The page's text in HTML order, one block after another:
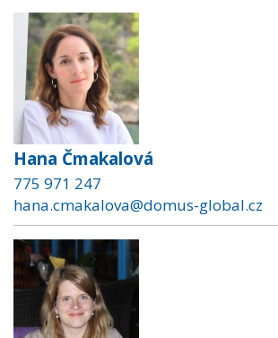
Hana Čmakalová
775 971 247
hana.cmakalova@domus-global.cz